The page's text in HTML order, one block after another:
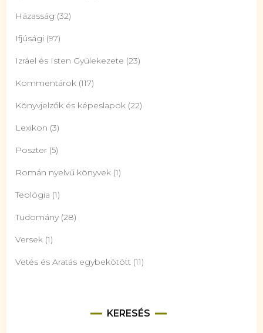
Házasság (32)
Ifjúsági (97)
Izráel és Isten Gyülekezete (23)
Kommentárok (117)
Könyvjelzők és képeslapok (22)
Lexikon (3)
Poszter (5)
Román nyelvű könyvek (1)
Teológia (1)
Tudomány (28)
Versek (1)
Vetés és Aratás egybekötött (11)
KERESÉS